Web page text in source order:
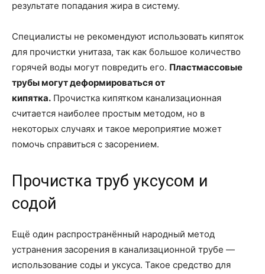
результате попадания жира в систему.
Специалисты не рекомендуют использовать кипяток
для прочистки унитаза, так как большое количество
горячей воды могут повредить его. Пластмассовые
трубы могут деформироваться от
кипятка. Прочистка кипятком канализационная
считается наиболее простым методом, но в
некоторых случаях и такое мероприятие может
помочь справиться с засорением.
Прочистка труб уксусом и
содой
Ещё один распространённый народный метод
устранения засорения в канализационной трубе —
использование соды и уксуса. Такое средство для